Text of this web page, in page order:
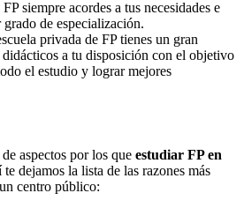
siempre acordes a tus necesidades e
de especialización.
privada de FP tienes un gran
didácticos a tu disposición con el objetivo
el estudio y lograr mejores
aspectos por los que estudiar FP en
te dejamos la lista de las razones más
centro público: